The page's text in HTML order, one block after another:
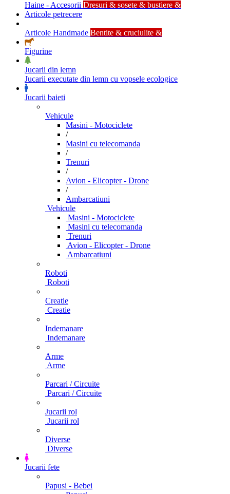
Haine - Accesorii Dresuri & sosete & bustiere &
Articole petrecere
Articole Handmade Bentite & cruciulite &
Figurine
Jucarii din lemn
Jucarii executate din lemn cu vopsele ecologice
Jucarii baieti
Vehicule
Masini - Motociclete
/
Masini cu telecomanda
/
Trenuri
/
Avion - Elicopter - Drone
/
Ambarcatiuni
Vehicule
Masini - Motociclete
Masini cu telecomanda
Trenuri
Avion - Elicopter - Drone
Ambarcatiuni
Roboti
Roboti
Creatie
Creatie
Indemanare
Indemanare
Arme
Arme
Parcari / Circuite
Parcari / Circuite
Jucarii rol
Jucarii rol
Diverse
Diverse
Jucarii fete
Papusi - Bebei